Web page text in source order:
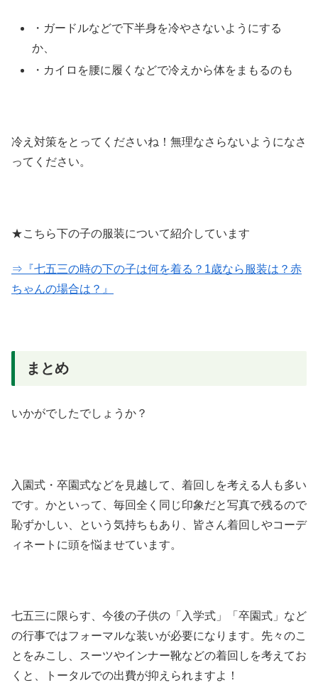
・ガードルなどで下半身を冷やさないようにする
か、
・カイロを腰に履くなどで冷えから体をまもるのも
冷え対策をとってくださいね！無理なさらないようになさ
ってください。
★こちら下の子の服装について紹介しています
⇒『七五三の時の下の子は何を着る？1歳なら服装は？赤
ちゃんの場合は？』
まとめ
いかがでしたでしょうか？
入園式・卒園式などを見越して、着回しを考える人も多い
です。かといって、毎回全く同じ印象だと写真で残るので
恥ずかしい、という気持ちもあり、皆さん着回しやコーデ
ィネートに頭を悩ませています。
七五三に限らす、今後の子供の「入学式」「卒園式」など
の行事ではフォーマルな装いが必要になります。先々のこ
とをみこし、スーツやインナー靴などの着回しを考えてお
くと、トータルでの出費が抑えられますよ！